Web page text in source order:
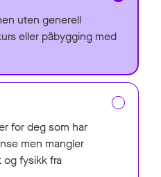
uten generell
eller påbygging med
for deg som har
men mangler
og fysikk fra